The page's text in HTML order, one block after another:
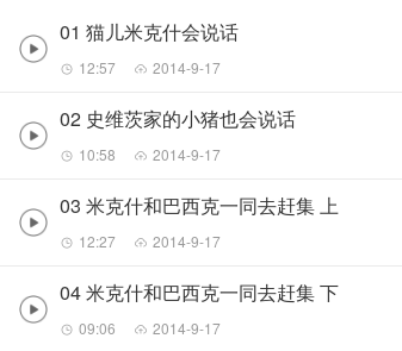
01 猫儿米克什会说话
12:57 2014-9-17
02 史维茨家的小猪也会说话
10:58 2014-9-17
03 米克什和巴西克一同去赶集 上
12:27 2014-9-17
04 米克什和巴西克一同去赶集 下
09:06 2014-9-17